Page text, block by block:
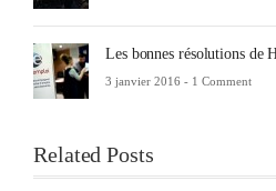
Les bonnes résolutions de
3 janvier 2016 - 1 Comment
Related Posts